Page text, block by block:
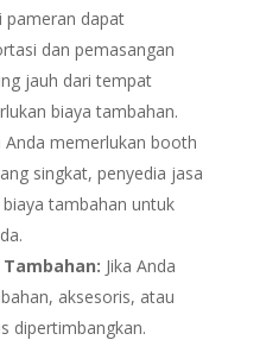
pameran dapat
dan pemasangan
jauh dari tempat
biaya tambahan.
Anda memerlukan booth
singkat, penyedia jasa
tambahan untuk
Jika Anda
aksesoris, atau
dipertimbangkan.